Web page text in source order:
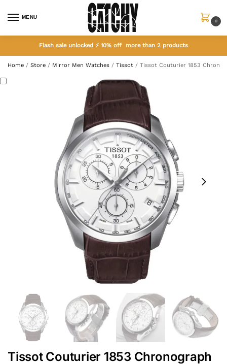
MENU
0
Flash sale unlocked ⚡ 10% off more than 2 products
Home / Store / Mirror Men Watches / Tissot / Tissot Couturier 1853
Tissot Couturier 1853 Chronograph